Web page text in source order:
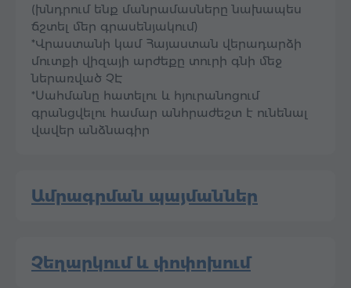
(խնդրում ենք մանրամասները նախապես
ճշտել մեր գրասենյակում)
*Վրաստանի կամ Հայաստան վերադարձի
մուտքի վիզայի արժեքը տուրի գնի մեջ
ներառված ՉԷ
*Սահմանը հատելու և հյուրանոցում
գրանցվելու համար անհրաժեշտ է ունենալ
վավեր անձնագիր
Ամրագրման պայմաններ
Չեղարկում և փոփոխում